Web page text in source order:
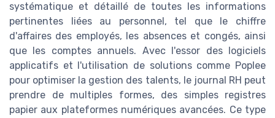
systématique et détaillé de toutes les informations
pertinentes liées au personnel, tel que le chiffre
d'affaires des employés, les absences et congés, ainsi
que les comptes annuels. Avec l'essor des logiciels
applicatifs et l'utilisation de solutions comme Poplee
pour optimiser la gestion des talents, le journal RH peut
prendre de multiples formes, des simples registres
papier aux plateformes numériques avancées. Ce type